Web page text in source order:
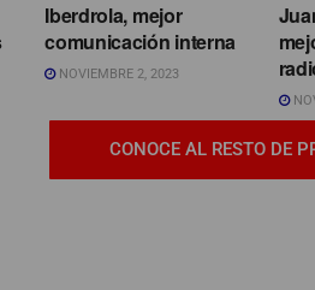
Iberdrola, mejor
comunicación interna
NOVIEMBRE 2, 2023
CONOCE AL RESTO DE